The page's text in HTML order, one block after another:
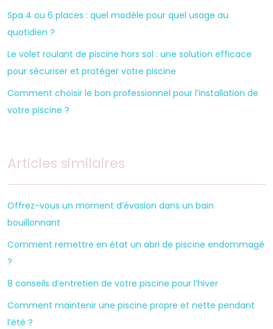
Spa 4 ou 6 places : quel modèle pour quel usage au
quotidien ?
Le volet roulant de piscine hors sol : une solution efficace
pour sécuriser et protéger votre piscine
Comment choisir le bon professionnel pour l’installation de
votre piscine ?
Articles similaires
Offrez-vous un moment d’évasion dans un bain
bouillonnant
Comment remettre en état un abri de piscine endommagé
?
8 conseils d’entretien de votre piscine pour l’hiver
Comment maintenir une piscine propre et nette pendant
l’été ?